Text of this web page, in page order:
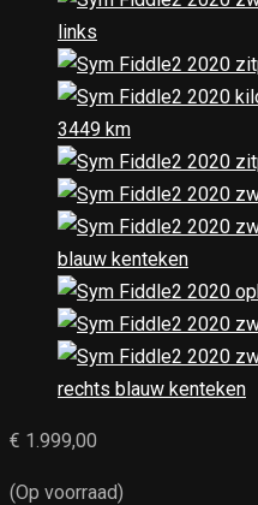
€ 1.999,00
(Op voorraad)